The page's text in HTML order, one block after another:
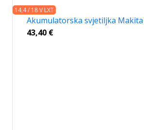
14,4 / 18 V LXT
Akumulatorska svjetiljka Makita
43,40 €